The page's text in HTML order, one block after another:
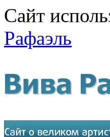
Сайт
Рафаэль